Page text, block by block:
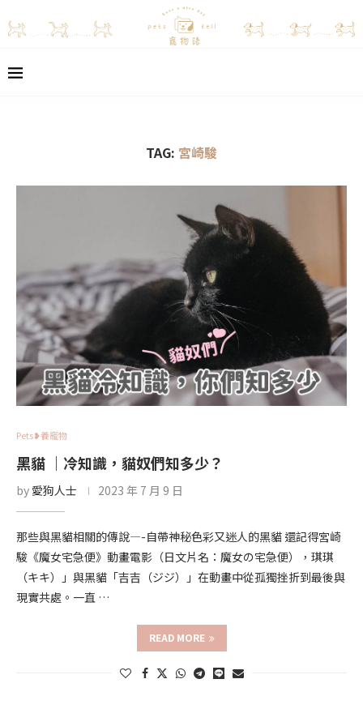
TAG: 宮崎駿
Pets❥養寵物
黑貓 ｜冷知識，貓奴們知多少？
by 愛狗人士 2023 年 7 月 9 日
那些與黑貓相關的傳說—-自帶神秘色彩又迷人的黑貓 還記得宮崎
駿《魔女宅急便》動畫電影（日文片名：魔女の宅急便），琪琪
（キキ）」與黑貓「吉吉（ジジ）」在動畫中從孤獨挫折到最後與
現實共處。一直 …
READ MORE